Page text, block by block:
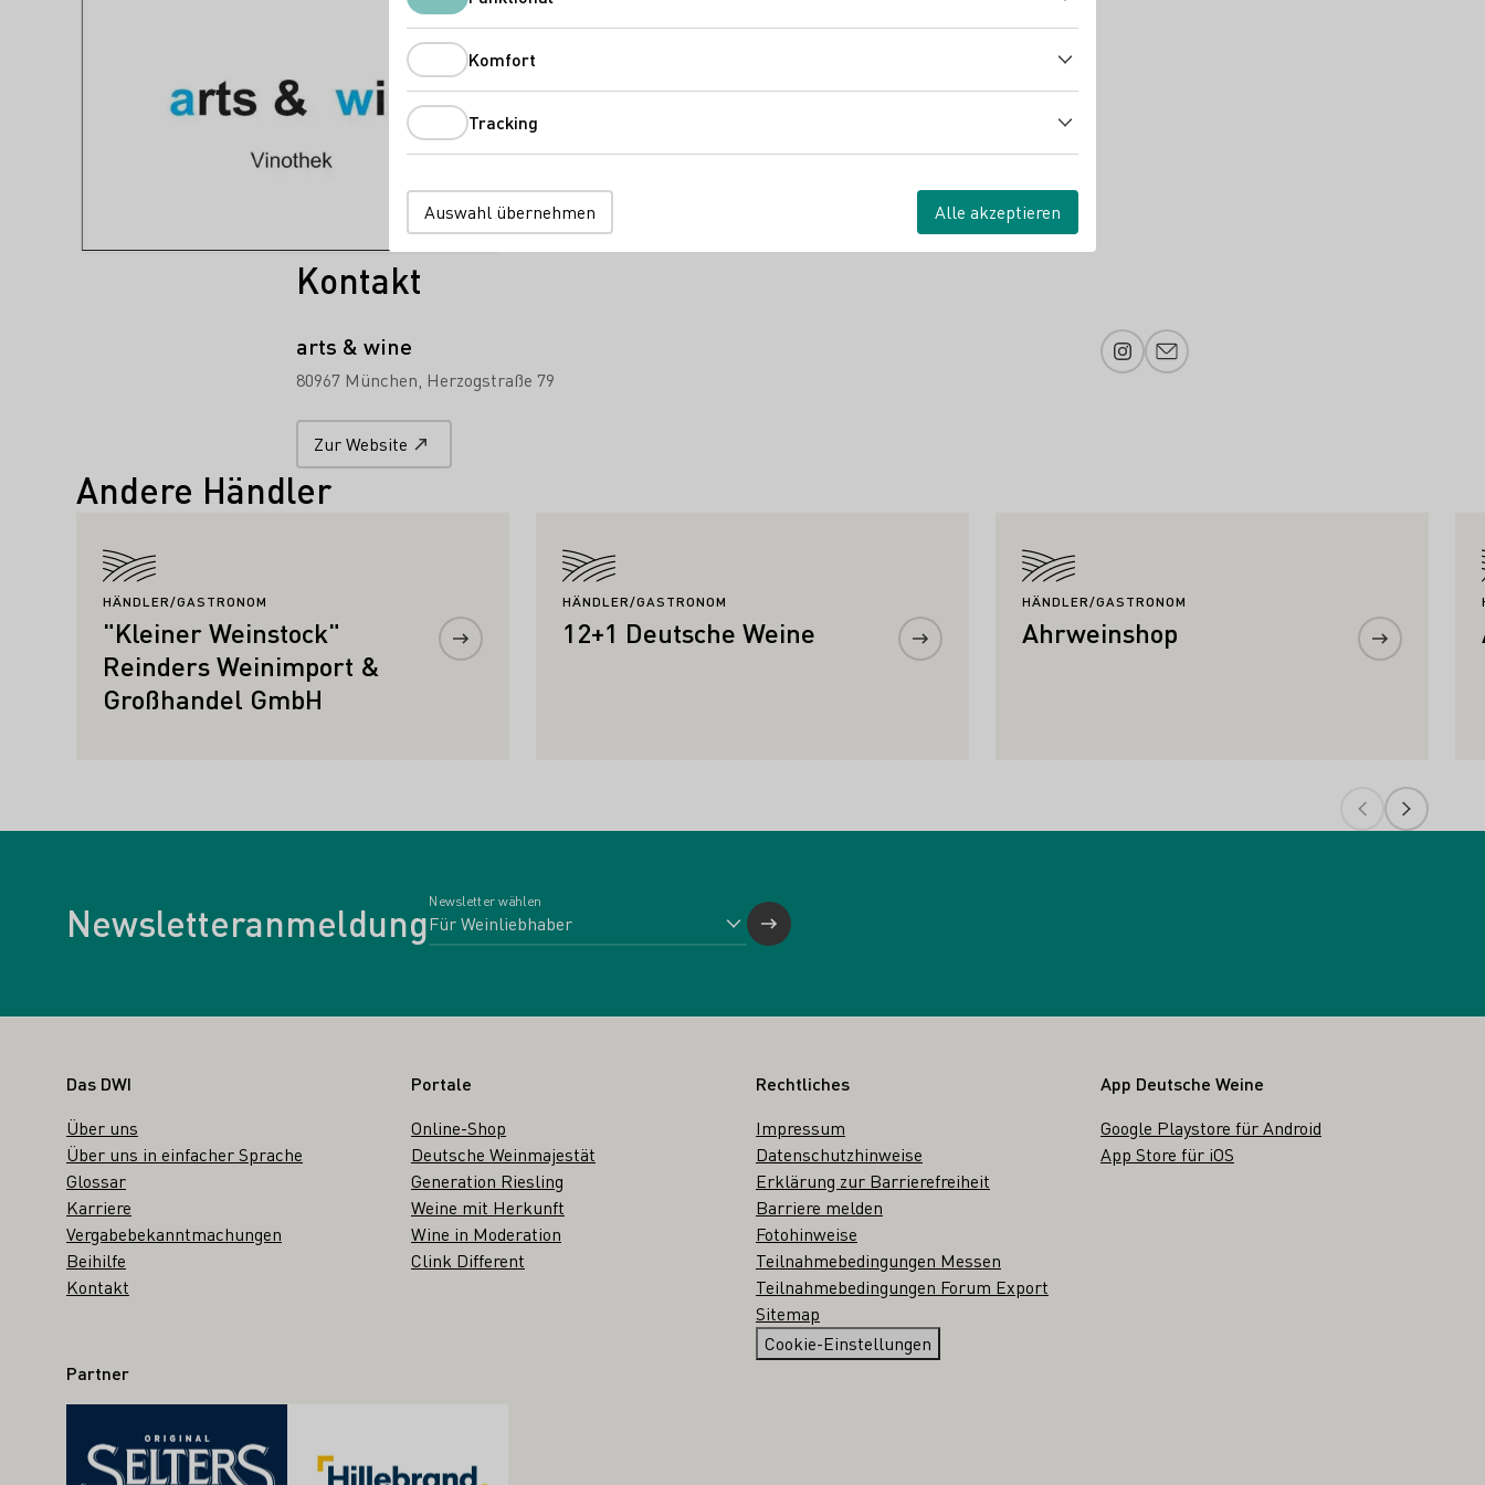
Kontakt
arts & wine
80967 München Herzogstraße 79
InstagramE-Mail-Adresse
Zur Website
Andere Händler
HÄNDLER/GASTRONOM
"Kleiner Weinstock"
Reinders Weinimport &
Großhandel GmbH
Mehr erfahren
HÄNDLER/GASTRONOM
12+1 Deutsche Weine
Mehr erfahren
HÄNDLER/GASTRONOM
Ahrweinshop
Mehr erfahren
Newsletteranmeldung
Newsletter wählen
Fußbereich
Das DWI
Über uns
Über uns in einfacher Sprache
Glossar
Karriere
Vergabebekanntmachungen
Beihilfe
Kontakt
Portale
Online-Shop
Deutsche Weinmajestät
Generation Riesling
Weine mit Herkunft
Wine in Moderation
Clink Different
Rechtliches
Impressum
Datenschutzhinweise
Erklärung zur Barrierefreiheit
Barriere melden
Fotohinweise
Teilnahmebedingungen Messen
Teilnahmebedingungen Forum Export
Sitemap
Cookie-Einstellungen
Funktional
Komfort
Tracking
Auswahl übernehmen Alle akzeptieren
App Deutsche Weine
Google Playstore für Android
App Store für iOS
Partner